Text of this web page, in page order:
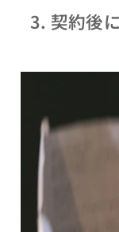
3. 契約後